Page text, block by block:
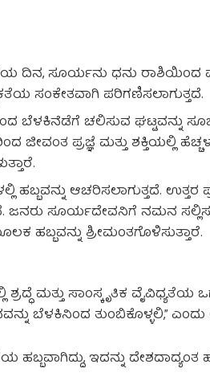
ದಿನ, ಸೂರ್ಯನು ಧನು ರಾಶಿಯಿಂದ
ಸಂಕೇತವಾಗಿ ಪರಿಗಣಿಸಲಾಗುತ್ತದೆ.
ಬೆಳಕಿನೆಡೆಗೆ ಚಲಿಸುವ ಘಟ್ಟವನ್ನು
ಪ್ರಜ್ಞೆ ಮತ್ತು ಶಕ್ತಿಯಲ್ಲಿ
ಹಬ್ಬವನ್ನು ಆಚರಿಸಲಾಗುತ್ತದೆ. ಉತ್ತರ
ಜನರು ಸೂರ್ಯದೇವನಿಗೆ ನಮನ
ಹಬ್ಬವನ್ನು ಶ್ರೀಮಂತಗೊಳಿಸುತ್ತಾರೆ.
ಮತ್ತು ಸಾಂಸ್ಕೃತಿಕ ವೈವಿಧ್ಯತೆಯ
ಬೆಳಕಿನಿಂದ ತುಂಬಿಕೊಳ್ಳಲಿ,” ಎಂದು
ಇದನ್ನು